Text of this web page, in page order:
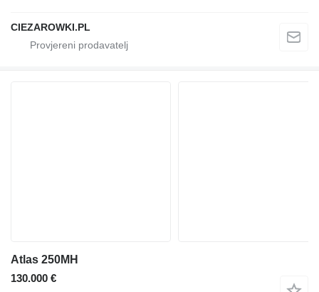
CIEZAROWKI.PL
Atlas 250MH
130.000 €